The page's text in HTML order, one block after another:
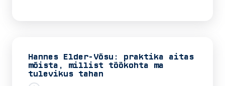
Hannes Elder-Võsu: praktika aitas
mõista, millist töökohta ma
tulevikus tahan